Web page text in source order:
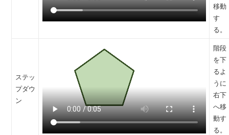
移動
す
る。
ステッ
プダウ
ン
階段
を下
るよ
うに
右下
へ移
動す
る。